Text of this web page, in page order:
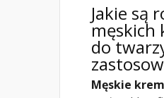
Jakie są
męskich
do
Męskie